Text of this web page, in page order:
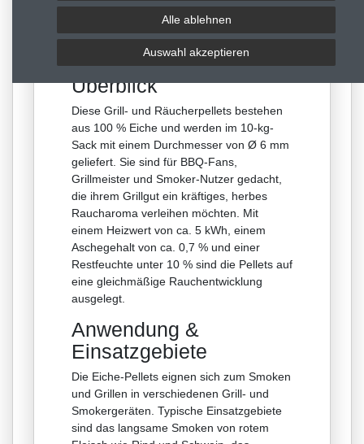
Grillpellets Eiche 10
kg – Räucherpellets
für BBQ und Smoker
Überblick
Diese Grill- und Räucherpellets bestehen
aus 100 % Eiche und werden im 10-kg-
Sack mit einem Durchmesser von Ø 6 mm
geliefert. Sie sind für BBQ-Fans,
Grillmeister und Smoker-Nutzer gedacht,
die ihrem Grillgut ein kräftiges, herbes
Raucharoma verleihen möchten. Mit
einem Heizwert von ca. 5 kWh, einem
Aschegehalt von ca. 0,7 % und einer
Restfeuchte unter 10 % sind die Pellets auf
eine gleichmäßige Rauchentwicklung
ausgelegt.
Anwendung &
Einsatzgebiete
Die Eiche-Pellets eignen sich zum Smoken
und Grillen in verschiedenen Grill- und
Smokergeräten. Typische Einsatzgebiete
sind das langsame Smoken von rotem
Alle ablehnen
Auswahl akzeptieren